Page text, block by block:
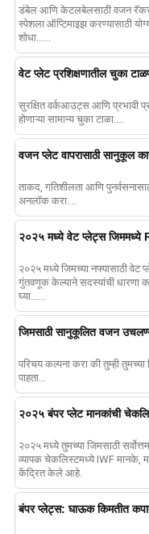
डंबेल आणि केटलबेलसाठी वजन
स्पेशला ऑप्टिमाइझ करण्यासाठी
शोधा......
वेट प्लेट प्रशिक्षणातील चुका
सुरक्षित वर्कआउट्स आणि प्रभावी
होणाऱ्या सामान्य चुका टाळा....
वजन प्लेट वापरासाठी सानुकूल
ताकद, गतिशीलता आणि
अनलॉक करा....
२०२५ मध्ये वेट प्लेट्स जिममध्ये
२०२५ मध्ये जिमच्या नफ्यासाठी
गुंतवणूक केल्याने सदस्यांची धारणा
घ्या......
जिमसाठी सानुकूलित वजन
परिचय कल्पना करा की तुम्ही
पाहता...
२०२५ बंपर प्लेट मानकांची
२०२५ मध्ये तुमच्या जिमसाठी
व्यापक चेकलिस्टमध्ये IWF मानके,
केंद्रित केले आहे.
बंपर प्लेट्स: घाऊक किमतीत